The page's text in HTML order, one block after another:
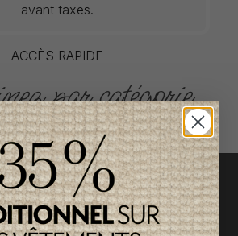
avant taxes.
ACCÈS RAPIDE
par catégorie